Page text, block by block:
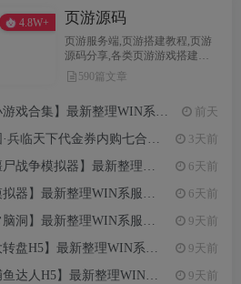
4.8W+ 页游源码
页游服务端,页游搭建教程,页游
源码分享,各类页游游戏搭建教
程,私服搭建教程,GM网单
590篇文章
WIN系服务端+Linux手工服务端+详细搭建教程 前天
最新整理Linux手工服务端+管理后台+GM授权后台+详细搭建教程 3天前
WIN系服务端+Linux手工服务端+详细搭建教程 6天前
系服务端+Linux手工服务端+详细搭建教程 6天前
系服务端+Linux手工服务端+详细搭建教程 9天前
系服务端+Linux手工服务端+详细搭建教程 9天前
WIN系服务端+Linux手工服务端+详细搭建教程 9天前